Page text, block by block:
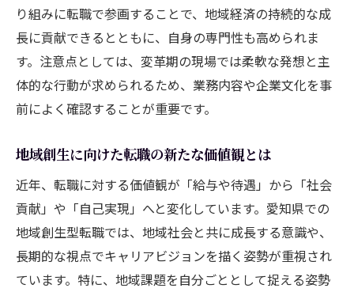
り組みに転職で参画することで、地域経済の持続的な成
長に貢献できるとともに、自身の専門性も高められま
す。注意点としては、変革期の現場では柔軟な発想と主
体的な行動が求められるため、業務内容や企業文化を事
前によく確認することが重要です。
地域創生に向けた転職の新たな価値観とは
近年、転職に対する価値観が「給与や待遇」から「社会
貢献」や「自己実現」へと変化しています。愛知県での
地域創生型転職では、地域社会と共に成長する意識や、
長期的な視点でキャリアビジョンを描く姿勢が重視され
ています。特に、地域課題を自分ごととして捉える姿勢